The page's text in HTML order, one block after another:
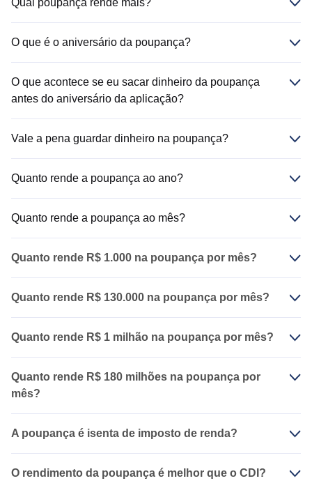
Qual poupança rende mais?
O que é o aniversário da poupança?
O que acontece se eu sacar dinheiro da poupança
antes do aniversário da aplicação?
Vale a pena guardar dinheiro na poupança?
Quanto rende a poupança ao ano?
Quanto rende a poupança ao mês?
Quanto rende R$ 1.000 na poupança por mês?
Quanto rende R$ 130.000 na poupança por mês?
Quanto rende R$ 1 milhão na poupança por mês?
Quanto rende R$ 180 milhões na poupança por
mês?
A poupança é isenta de imposto de renda?
O rendimento da poupança é melhor que o CDI?